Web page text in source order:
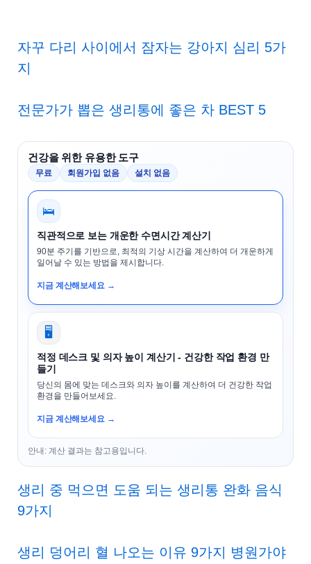
자꾸 다리 사이에서 잠자는 강아지 심리 5가
지
전문가가 뽑은 생리통에 좋은 차 BEST 5
건강을 위한 유용한 도구
무료 회원가입 없음 설치 없음
🛌
직관적으로 보는 개운한 수면시간 계산기
90분 주기를 기반으로, 최적의 기상 시간을 계산하여 더 개운하게
일어날 수 있는 방법을 제시합니다.
지금 계산해보세요 →
🖥️
적정 데스크 및 의자 높이 계산기 - 건강한 작업 환경 만
들기
당신의 몸에 맞는 데스크와 의자 높이를 계산하여 더 건강한 작업
환경을 만들어보세요.
지금 계산해보세요 →
안내: 계산 결과는 참고용입니다.
생리 중 먹으면 도움 되는 생리통 완화 음식
9가지
생리 덩어리 혈 나오는 이유 9가지 병원가야